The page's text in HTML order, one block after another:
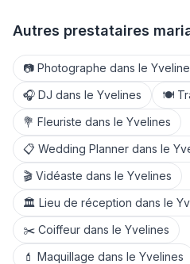
Autres prestataires
📷 Photographe dans le
🎧 DJ dans le Yvelines 🍽️
💐 Fleuriste dans le Yvelines
📋 Wedding Planner dans le
🎬 Vidéaste dans le Yvelines
🏛️ Lieu de réception dans le
✂️ Coiffeur dans le Yvelines
💄 Maquillage dans le Yvelines